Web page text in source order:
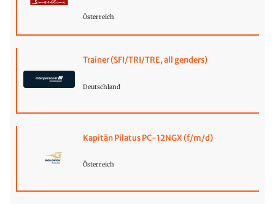
Österreich
Trainer (SFI/TRI/TRE, all genders)
Deutschland
Kapitän Pilatus PC-12NGX (f/m/d)
Österreich